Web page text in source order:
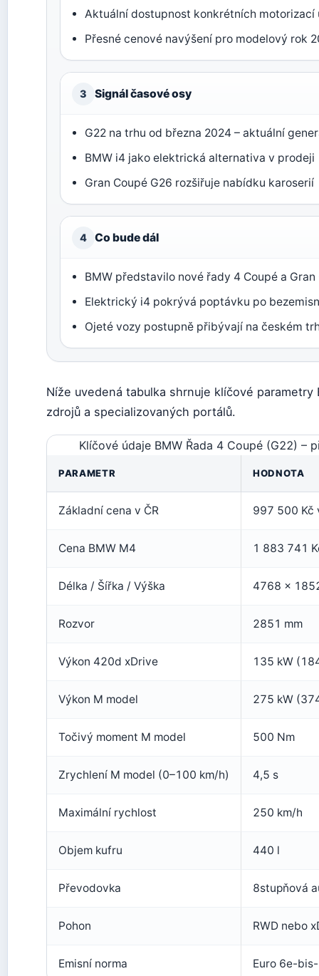
Aktuální dostupnost konkrétních motorizací
Přesné cenové navýšení pro modelový rok
3 Signál časové osy
G22 na trhu od března 2024 – aktuální
BMW i4 jako elektrická alternativa v prodeji
Gran Coupé G26 rozšiřuje nabídku karoserií
4 Co bude dál
BMW představilo nové řady 4 Coupé a
Elektrický i4 pokrývá poptávku po
Ojeté vozy postupně přibývají na českém
Níže uvedená tabulka shrnuje klíčové
zdrojů a specializovaných portálů.
Klíčové údaje BMW Řada 4 Coupé (G22) –
PARAMETR HODNOTA
Základní cena v ČR 997 500 Kč
Cena BMW M4 1 883 741
Délka / Šířka / Výška 4768 ×
Rozvor 2851 mm
Výkon 420d xDrive 135 kW
Výkon M model 275 kW
Točivý moment M model 500 Nm
Zrychlení M model (0–100 km/h) 4,5 s
Maximální rychlost 250 km/h
Objem kufru 440 l
Převodovka 8stupňová
Pohon RWD nebo
Emisní norma Euro 6e-